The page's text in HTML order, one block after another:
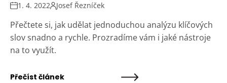
1. 4. 2022 Josef Řezníček
Přečtete si, jak udělat jednoduchou analýzu klíčových
slov snadno a rychle. Prozradíme vám i jaké nástroje
na to využít.
Přečíst článek